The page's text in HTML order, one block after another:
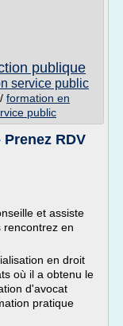
publique
service public
/ formation en
public
RDV
et assiste
rencontrez en
en droit
où il a obtenu le
d'avocat
pratique